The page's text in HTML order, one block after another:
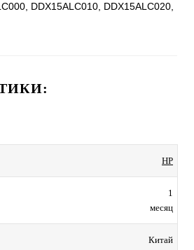
DDX15ALC010, DDX15ALC020,
HP
1
месяц
Китай